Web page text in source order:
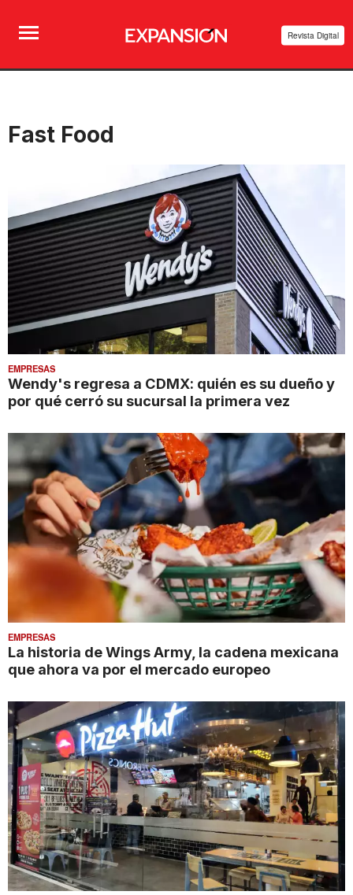
Revista Digital
Fast Food
EMPRESAS
Wendy's regresa a CDMX: quién es su dueño y
por qué cerró su sucursal la primera vez
EMPRESAS
La historia de Wings Army, la cadena mexicana
que ahora va por el mercado europeo